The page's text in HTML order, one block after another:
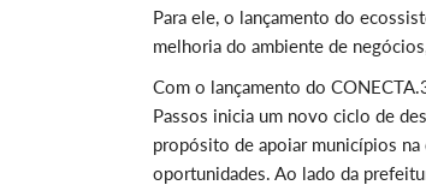
Para ele, o lançamento do
melhoria do ambiente de
Com o lançamento do
Passos inicia um novo ciclo de
propósito de apoiar municípios na
oportunidades. Ao lado da